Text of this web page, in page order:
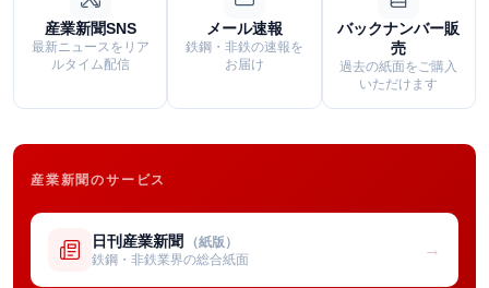
産業新聞SNS
最新ニュースをリア
ルタイム配信
メール速報
鉄鋼・非鉄の速報を
お届け
バックナンバー販
売
過去の紙面をご購入
いただけます
産業新聞のサービス
日刊産業新聞 （紙版）
鉄鋼・非鉄業界の総合紙面
→